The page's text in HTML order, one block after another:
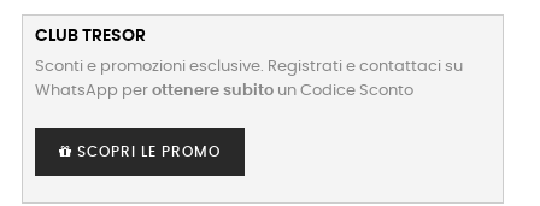
CLUB TRESOR
Sconti e promozioni esclusive. Registrati e contattaci su
WhatsApp per ottenere subito un Codice Sconto
SCOPRI LE PROMO